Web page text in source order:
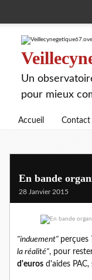
Un
pour mieux
Accueil Contact
En bande
28 Janvier 2015
"induement" perçues
la réalité", pour
d'euros d'aides